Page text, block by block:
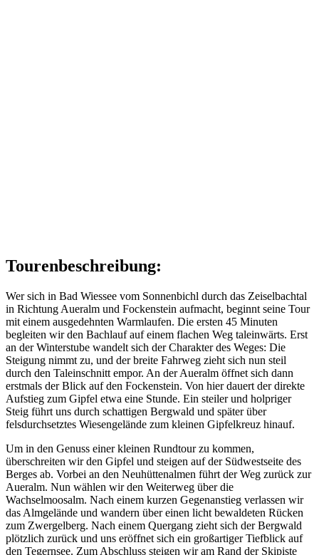
Tourenbeschreibung:
Wer sich in Bad Wiessee vom Sonnenbichl durch das Zeiselbachtal
in Richtung Aueralm und Fockenstein aufmacht, beginnt seine Tour
mit einem ausgedehnten Warmlaufen. Die ersten 45 Minuten
begleiten wir den Bachlauf auf einem flachen Weg taleinwärts. Erst
an der Winterstube wandelt sich der Charakter des Weges: Die
Steigung nimmt zu, und der breite Fahrweg zieht sich nun steil
durch den Taleinschnitt empor. An der Aueralm öffnet sich dann
erstmals der Blick auf den Fockenstein. Von hier dauert der direkte
Aufstieg zum Gipfel etwa eine Stunde. Ein steiler und holpriger
Steig führt uns durch schattigen Bergwald und später über
felsdurchsetztes Wiesengelände zum kleinen Gipfelkreuz hinauf.
Um in den Genuss einer kleinen Rundtour zu kommen,
überschreiten wir den Gipfel und steigen auf der Südwestseite des
Berges ab. Vorbei an den Neuhüttenalmen führt der Weg zurück zur
Aueralm. Nun wählen wir den Weiterweg über die
Wachselmoosalm. Nach einem kurzen Gegenanstieg verlassen wir
das Almgelände und wandern über einen licht bewaldeten Rücken
zum Zwergelberg. Nach einem Quergang zieht sich der Bergwald
plötzlich zurück und uns eröffnet sich ein großartiger Tiefblick auf
den Tegernsee. Zum Abschluss steigen wir am Rand der Skipiste